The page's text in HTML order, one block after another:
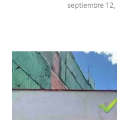
septiembre